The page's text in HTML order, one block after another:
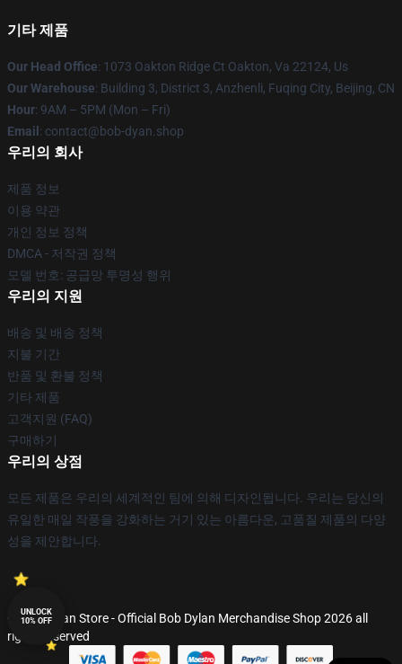
기타 제품
Our Head Office: 1073 Oakton Ridge Ct Oakton, Va 22124, Us
Our Warehouse: Building 3, District 3, Anzhenli, Fuqing City, Beijing, CN
Hour: 9AM – 5PM (Mon – Fri)
Email : contact@bob-dyan.shop
우리의 회사
제품 정보
이용 약관
개인 정보 정책
DMCA - 저작권 정책
모델 번호: 공급망 투명성 행위
우리의 지원
배송 및 배송 정책
지불 기간
반품 및 환불 정책
기타 제품
고객지원 (FAQ)
구매하기
우리의 상점
모든 제품은 우리의 세계적인 팀에 의해 디자인됩니다. 우리는 당신의
유일한 매일 작풍을 강화하는 거기 있는 아름다운, 고품질 제품의 다양
성을 제안합니다.
© Bob Dylan Store - Official Bob Dylan Merchandise Shop 2026 all
rights reserved
UNLOCK
10% OFF